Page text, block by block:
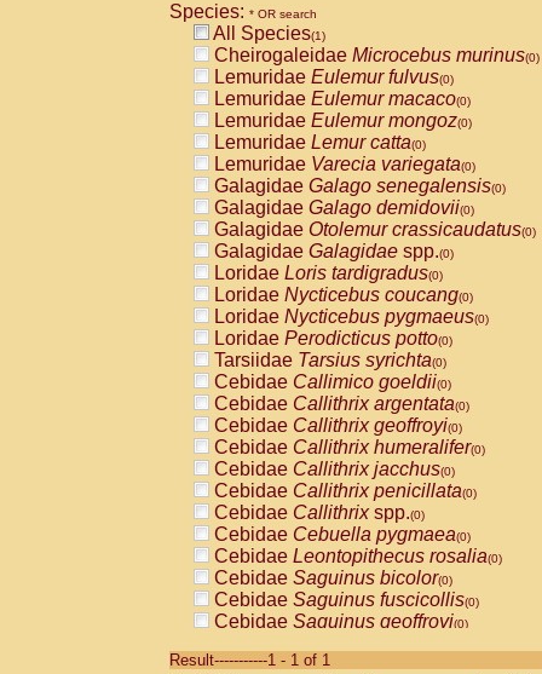
Species: * OR search
All Species(1)
Cheirogaleidae Microcebus murinus(0)
Lemuridae Eulemur fulvus(0)
Lemuridae Eulemur macaco(0)
Lemuridae Eulemur mongoz(0)
Lemuridae Lemur catta(0)
Lemuridae Varecia variegata(0)
Galagidae Galago senegalensis(0)
Galagidae Galago demidovii(0)
Galagidae Otolemur crassicaudatus(0)
Galagidae Galagidae spp.(0)
Loridae Loris tardigradus(0)
Loridae Nycticebus coucang(0)
Loridae Nycticebus pygmaeus(0)
Loridae Perodicticus potto(0)
Tarsiidae Tarsius syrichta(0)
Cebidae Callimico goeldii(0)
Cebidae Callithrix argentata(0)
Cebidae Callithrix geoffroyi(0)
Cebidae Callithrix humeralifer(0)
Cebidae Callithrix jacchus(0)
Cebidae Callithrix penicillata(0)
Cebidae Callithrixspp.(0)
Cebidae Cebuella pygmaea(0)
Cebidae Leontopithecus rosalia(0)
Cebidae Saguinus bicolor(0)
Cebidae Saguinus fuscicollis(0)
Cebidae Saguinus geoffroyi(0)
CebidaeSaguinus labiatus(0)
Result-----------1 - 1 of 1